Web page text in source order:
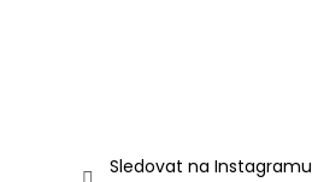
Sledovat na Instagramu